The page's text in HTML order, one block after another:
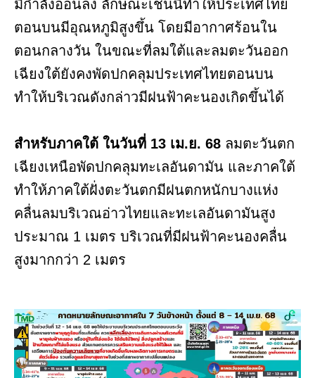
มีกำลังอ่อนลง ลักษณะเช่นนี้ทำให้ประเทศไทย
ตอนบนมีอุณหภูมิสูงขึ้น โดยมีอากาศร้อนใน
ตอนกลางวัน ในขณะที่ลมใต้และลมตะวันออก
เฉียงใต้ยังคงพัดปกคลุมประเทศไทยตอนบน
ทำให้บริเวณดังกล่าวมีฝนฟ้าคะนองเกิดขึ้นได้
สำหรับภาคใต้ ในวันที่ 13 เม.ย. 68 ลมตะวันตก
เฉียงเหนือพัดปกคลุมทะเลอันดามัน และภาคใต้
ทำให้ภาคใต้ฝั่งตะวันตกมีฝนตกหนักบางแห่ง
คลื่นลมบริเวณอ่าวไทยและทะเลอันดามันสูง
ประมาณ 1 เมตร บริเวณที่มีฝนฟ้าคะนองคลื่น
สูงมากกว่า 2 เมตร